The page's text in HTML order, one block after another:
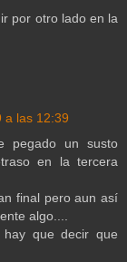
por otro lado en la
a las 12:39
pegado un susto
en la tercera
final pero aun así
algo....
que decir que